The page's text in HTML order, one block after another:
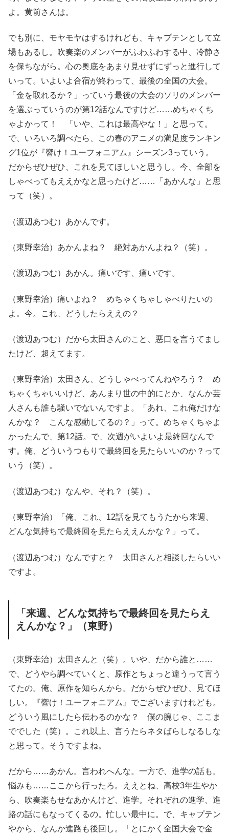
よ。黄前さんは。
でも別に、モヤモヤはするけれども、キャプテンとして立
場もあるし。吹奏楽のメンバーがふわふわする中、冷静さ
を保ちながら。心の奥底をあまり見せずにずっと進行して
いって。いよいよ合宿が終わって、最後の全国の大会。
「金を取れるか？」っていう最後の大会のソリのメンバー
を選ぶっていうのが第12話なんですけど……めちゃくち
ゃよかって！ 「いや、これは最高やな！」と思って。
で、いろいろ調べたら、この春のアニメの満足度ランキン
グ1位が『響け！ユーフォニアム』シーズン3っていう。
だからぜひぜひ、これを見てほしいと思うし。今、全部を
しゃべってもええかなと思ったけど……「あかんな」と思
って（笑）。
（渡辺あつむ）あかんです。
（東野幸治）あかんよね？ 絶対あかんよね？（笑）。
（渡辺あつむ）あかん。痛いです、痛いです。
（東野幸治）痛いよね？ めちゃくちゃしゃべりたいの
よ。今。これ、どうしたらええの？
（渡辺あつむ）だから太田さんのこと、悪口を言うてまし
たけど、超えてます。
（東野幸治）太田さん、どうしゃべってんねやろう？ め
ちゃくちゃいいけど、あんまり世の中的にとか、なんか芸
人さんも誰も騒いでないんですよ。「あれ、これ俺だけな
んかな？ こんな感動してるの？」って。めちゃくちゃよ
かったんで、第12話。で、次週がいよいよ最終回なんで
す。俺、どういうつもりで最終回を見たらいいのか？って
いう（笑）。
（渡辺あつむ）なんや、それ？（笑）。
（東野幸治）「俺、これ、12話を見てもうたから来週、
どんな気持ちで最終回を見たらええんかな？」って。
（渡辺あつむ）なんですと？ 太田さんと相談したらいい
ですよ。
「来週、どんな気持ちで最終回を見たらえ
えんかな？」（東野）
（東野幸治）太田さんと（笑）。いや、だから誰と……
で、どうやら調べていくと、原作とちょっと違うって言う
てたの。俺、原作を知らんから。だからぜひぜひ、見てほ
しい。『響け！ユーフォニアム』でございますけれども。
どういう風にしたら伝わるのかな？ 僕の腕じゃ、ここま
ででした（笑）。これ以上、言うたらネタばらしなるしな
と思って。そうですよね。
だから……あかん。言われへんな。一方で、進学の話も。
悩みも……ここから行ったろ。ええとね、高校3年生やか
ら、吹奏楽もせなあかんけど、進学。それぞれの進学、進
路の話にもなってくるの。忙しい最中に。で、キャプテン
やから、なんか進路も後回し。「とにかく全国大会で金